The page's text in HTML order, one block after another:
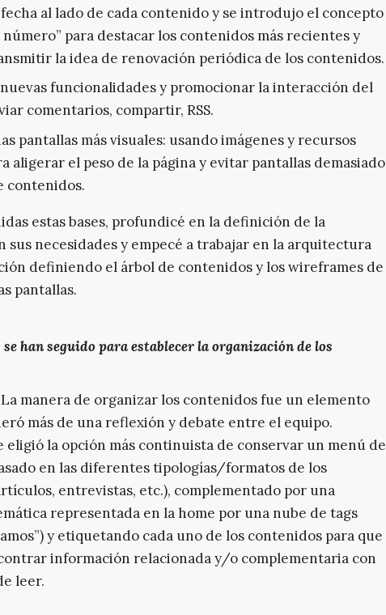
al lado de cada contenido y se introdujo el concepto
número” para destacar los contenidos más recientes y
la idea de renovación periódica de los contenidos.
funcionalidades y promocionar la interacción del
comentarios, compartir, RSS.
pantallas más visuales: usando imágenes y recursos
aligerar el peso de la página y evitar pantallas demasiado
contenidos.
estas bases, profundicé en la definición de la
sus necesidades y empecé a trabajar en la arquitectura
definiendo el árbol de contenidos y los wireframes de
pantallas.
han seguido para establecer la organización de los
La manera de organizar los contenidos fue un elemento
más de una reflexión y debate entre el equipo.
eligió la opción más continuista de conservar un menú de
en las diferentes tipologías/formatos de los
entrevistas, etc.), complementado por una
representada en la home por una nube de tags
y etiquetando cada uno de los contenidos para que
información relacionada y/o complementaria con
leer.